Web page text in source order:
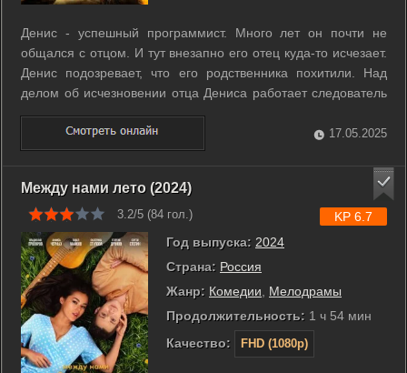
Денис - успешный программист. Много лет он почти не
общался с отцом. И тут внезапно его отец куда-то исчезает.
Денис подозревает, что его родственника похитили. Над
делом об исчезновении отца Дениса работает следователь
Кира Соломина. Сначала она относится скептически к
подозрениям Дениса, поэтому он начинает собственное
расследование. При этом ...
17.05.2025
Между нами лето (2024)
3.2/5 (84 гол.)
Год выпуска: 2024
Страна: Россия
Жанр: Комедии
Мелодрамы
Продолжительность: 1 ч 54 мин
Качество:
FHD (1080p)
KP 6.7